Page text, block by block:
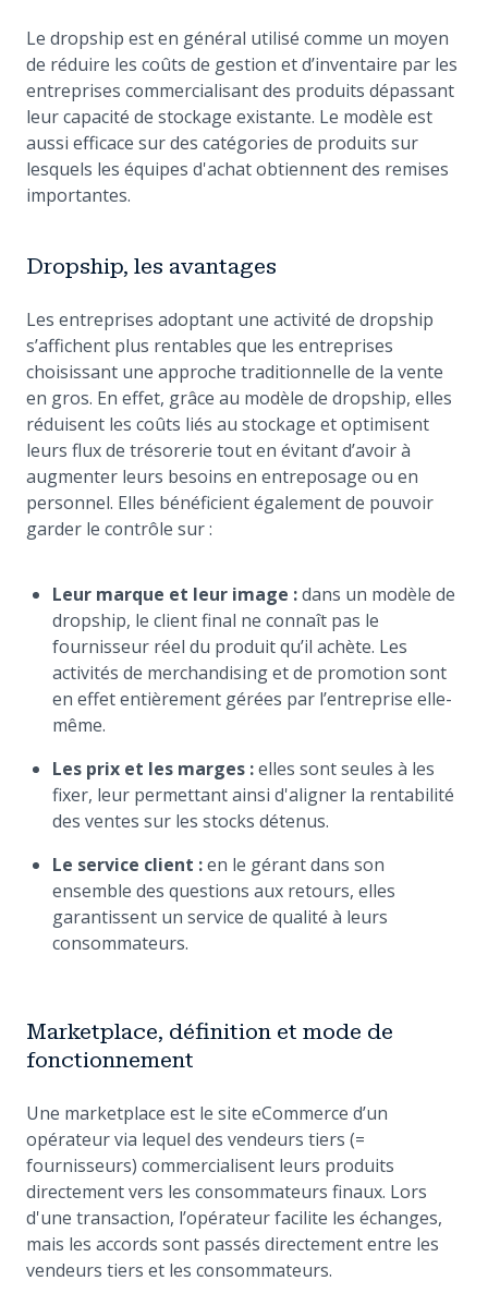
Le dropship est en général utilisé comme un moyen
de réduire les coûts de gestion et d’inventaire par les
entreprises commercialisant des produits dépassant
leur capacité de stockage existante. Le modèle est
aussi efficace sur des catégories de produits sur
lesquels les équipes d'achat obtiennent des remises
importantes.
Dropship, les avantages
Les entreprises adoptant une activité de dropship
s’affichent plus rentables que les entreprises
choisissant une approche traditionnelle de la vente
en gros. En effet, grâce au modèle de dropship, elles
réduisent les coûts liés au stockage et optimisent
leurs flux de trésorerie tout en évitant d’avoir à
augmenter leurs besoins en entreposage ou en
personnel. Elles bénéficient également de pouvoir
garder le contrôle sur :
Leur marque et leur image :dans un modèle de
dropship, le client final ne connaît pas le
fournisseur réel du produit qu’il achète. Les
activités de merchandising et de promotion sont
en effet entièrement gérées par l’entreprise elle-
même.
Les prix et les marges :elles sont seules à les
fixer, leur permettant ainsi d'aligner la rentabilité
des ventes sur les stocks détenus.
Le service client :en le gérant dans son
ensemble des questions aux retours, elles
garantissent un service de qualité à leurs
consommateurs.
Marketplace, définition et mode de
fonctionnement
Une marketplace est le site eCommerce d’un
opérateur via lequel des vendeurs tiers (=
fournisseurs) commercialisent leurs produits
directement vers les consommateurs finaux. Lors
d'une transaction, l’opérateur facilite les échanges,
mais les accords sont passés directement entre les
vendeurs tiers et les consommateurs.